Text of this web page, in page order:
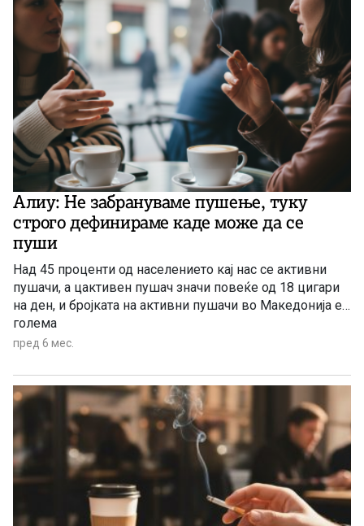
Алиу: Не забрануваме пушење, туку
строго дефинираме каде може да се
пуши
Над 45 проценти од населението кај нас се активни
пушачи, а цактивен пушач значи повеќе од 18 цигари
на ден, и бројката на активни пушачи во Македонија е
голема
пред 6 мес.